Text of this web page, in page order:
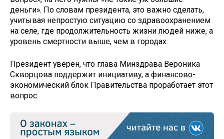
деньги». По словам президента, это важно сделать,
учитывая непростую ситуацию со здравоохранением
на селе, где продолжительность жизни людей ниже, а
уровень смертности выше, чем в городах.
Президент уверен, что глава Минздрава Вероника
Скворцова поддержит инициативу, а финансово-
экономический блок Правительства проработает этот
вопрос.